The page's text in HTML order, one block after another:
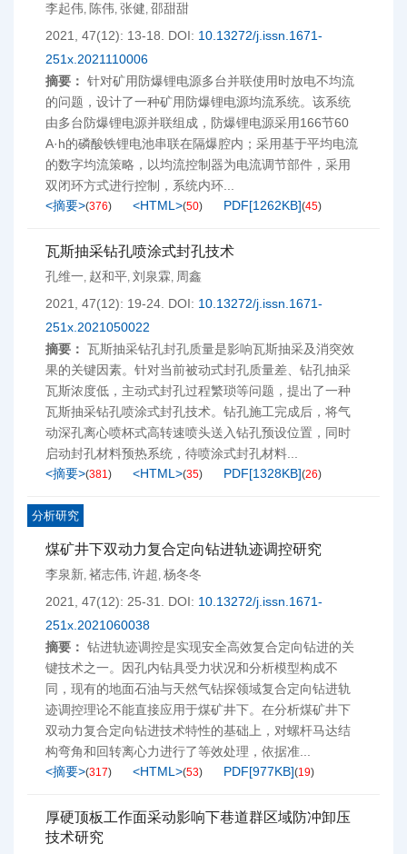
李起伟, 陈伟, 张健, 邵甜甜
2021, 47(12): 13-18.
DOI: 10.13272/j.issn.1671-
251x.2021110006
摘要： 针对矿用防爆锂电源多台并联使用时放电不均流
的问题，设计了一种矿用防爆锂电源均流系统。该系统
由多台防爆锂电源并联组成，防爆锂电源采用166节60
A·h的磷酸铁锂电池串联在隔爆腔内；采用基于平均电流
的数字均流策略，以均流控制器为电流调节部件，采用
双闭环方式进行控制，系统内环...
<摘要>(376) <HTML>(50) PDF[1262KB](45)
瓦斯抽采钻孔喷涂式封孔技术
孔维一, 赵和平, 刘泉霖, 周鑫
2021, 47(12): 19-24. DOI: 10.13272/j.issn.1671-
251x.2021050022
摘要： 瓦斯抽采钻孔封孔质量是影响瓦斯抽采及消突效
果的关键因素。针对当前被动式封孔质量差、钻孔抽采
瓦斯浓度低，主动式封孔过程繁琐等问题，提出了一种
瓦斯抽采钻孔喷涂式封孔技术。钻孔施工完成后，将气
动深孔离心喷杯式高转速喷头送入钻孔预设位置，同时
启动封孔材料预热系统，待喷涂式封孔材料...
<摘要>(381) <HTML>(35) PDF[1328KB](26)
分析研究
煤矿井下双动力复合定向钻进轨迹调控研究
李泉新, 褚志伟, 许超 , 杨冬冬
2021, 47(12): 25-31.
DOI: 10.13272/j.issn.1671-
251x.2021060038
摘要： 钻进轨迹调控是实现安全高效复合定向钻进的关
键技术之一。因孔内钻具受力状况和分析模型构成不
同，现有的地面石油与天然气钻探领域复合定向钻进轨
迹调控理论不能直接应用于煤矿井下。在分析煤矿井下
双动力复合定向钻进技术特性的基础上，对螺杆马达结
构弯角和回转离心力进行了等效处理，依据准...
<摘要>(317) <HTML>(53) PDF[977KB](19)
厚硬顶板工作面采动影响下巷道群区域防冲卸压
技术研究